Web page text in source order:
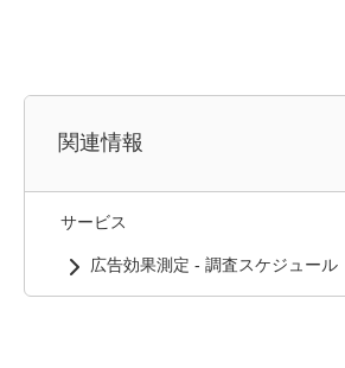
関連情報
サービス
広告効果測定 - 調査スケジュール